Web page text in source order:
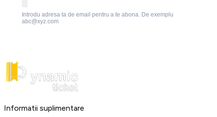
Introdu adresa ta de email pentru a te abona. De exemplu
abc@xyz.com
Informatii suplimentare